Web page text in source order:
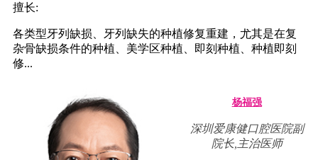
擅长:
各类型牙列缺损、牙列缺失的种植修复重建，尤其是在复
杂骨缺损条件的种植、美学区种植、即刻种植、种植即刻
修...
杨福强
深圳爱康健口腔医院副
院长,主治医师